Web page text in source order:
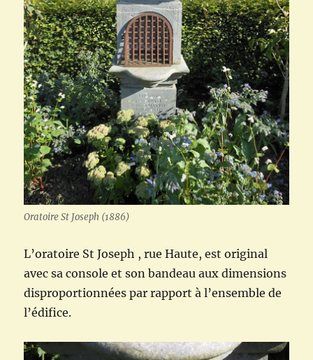
Oratoire St Joseph (1886)
L’oratoire St Joseph , rue Haute, est original
avec sa console et son bandeau aux dimensions
disproportionnées par rapport à l’ensemble de
l’édifice.